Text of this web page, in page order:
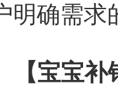
明确需求
【宝宝补